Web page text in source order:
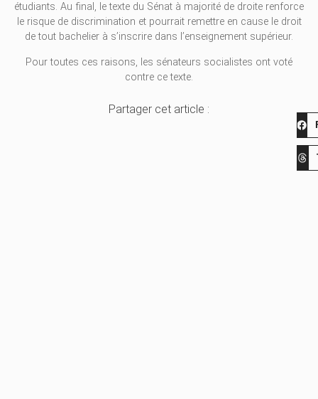
étudiants. Au final, le texte du Sénat à majorité de droite renforce
le risque de discrimination et pourrait remettre en cause le droit
de tout bachelier à s’inscrire dans l’enseignement supérieur.
Pour toutes ces raisons, les sénateurs socialistes ont voté
contre ce texte.
Partager cet article :